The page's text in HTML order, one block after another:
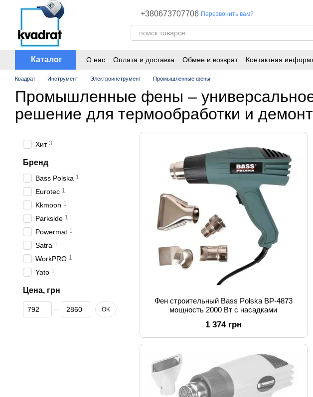
Перейти к основному контенту
+380673707706 Перезвонить вам?
Каталог О нас Оплата и доставка Обмен и возврат Контактная
Квадрат Инструмент Электроинструмент Промышленные фены
Промышленные фены –
решение для термообработки и
Фен строительный Bass Polska BP-4873
мощность 2000 Вт с насадками
1 374 грн
Хит 3
Бренд
Bass Polska 1
Eurotec 1
Kkmoon 1
Parkside 1
Powermat 1
Satra 1
WorkPRO 1
Yato 1
Цена, грн
От Цена, грн
До Цена, грн OK